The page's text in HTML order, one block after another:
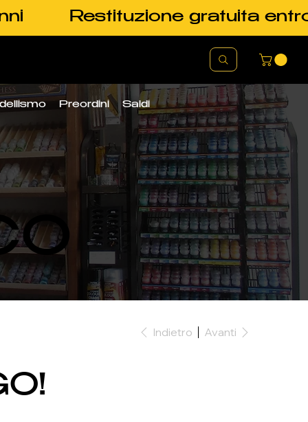
Restituzione gratuita
Preordini Saldi
Indietro Avanti